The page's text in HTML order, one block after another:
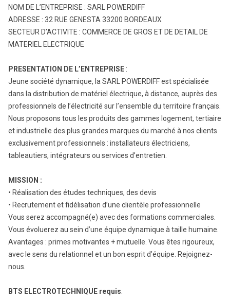
NOM DE L’ENTREPRISE : SARL POWERDIFF
ADRESSE : 32 RUE GENESTA 33200 BORDEAUX
SECTEUR D’ACTIVITE : COMMERCE DE GROS ET DE DETAIL DE
MATERIEL ELECTRIQUE
PRESENTATION DE L’ENTREPRISE :
Jeune société dynamique, la SARL POWERDIFF est spécialisée
dans la distribution de matériel électrique, à distance, auprès des
professionnels de l’électricité sur l’ensemble du territoire français.
Nous proposons tous les produits des gammes logement, tertiaire
et industrielle des plus grandes marques du marché à nos clients
exclusivement professionnels : installateurs électriciens,
tableautiers, intégrateurs ou services d’entretien.
MISSION :
• Réalisation des études techniques, des devis
• Recrutement et fidélisation d’une clientèle professionnelle
Vous serez accompagné(e) avec des formations commerciales.
Vous évoluerez au sein d’une équipe dynamique à taille humaine.
Avantages : primes motivantes + mutuelle. Vous êtes rigoureux,
avec le sens du relationnel et un bon esprit d’équipe. Rejoignez-
nous.
BTS ELECTROTECHNIQUE requis